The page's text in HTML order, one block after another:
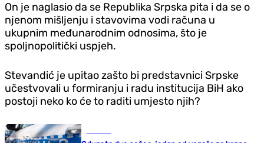
On je naglasio da se Republika Srpska pita i da se o
njenom mišljenju i stavovima vodi računa u
ukupnim međunarodnim odnosima, što je
spoljnopolitički uspjeh.
Stevandić je upitao zašto bi predstavnici Srpske
učestvovali u formiranju i radu institucija BiH ako
postoji neko ko će to raditi umjesto njih?